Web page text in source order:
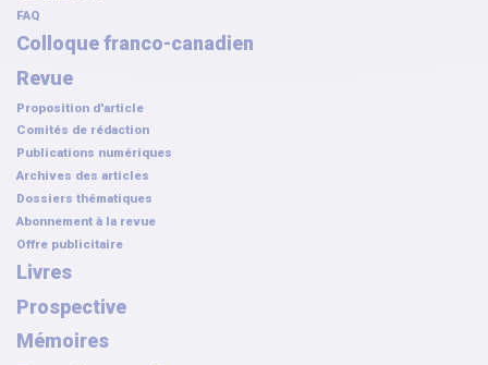
FAQ
Colloque franco-canadien
Revue
Proposition d'article
Comités de rédaction
Publications numériques
Archives des articles
Dossiers thématiques
Abonnement à la revue
Offre publicitaire
Livres
Prospective
Mémoires